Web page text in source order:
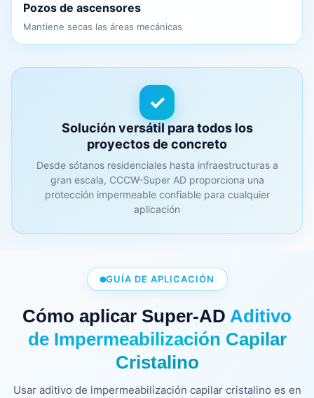
Pozos de ascensores
Mantiene secas las áreas mecánicas
✓
Solución versátil para todos los
proyectos de concreto
Desde sótanos residenciales hasta infraestructuras a
gran escala, CCCW-Super AD proporciona una
protección impermeable confiable para cualquier
aplicación
GUÍA DE APLICACIÓN
Cómo aplicar Super-AD Aditivo
de Impermeabilización Capilar
Cristalino
Usar aditivo de impermeabilización capilar cristalino es en